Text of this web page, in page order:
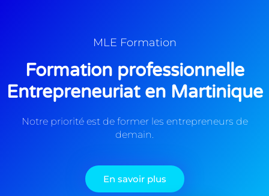
MLE Formation
Formation professionnelle
Entrepreneuriat en Martinique
Notre priorité est de former les entrepreneurs de
demain.
En savoir plus